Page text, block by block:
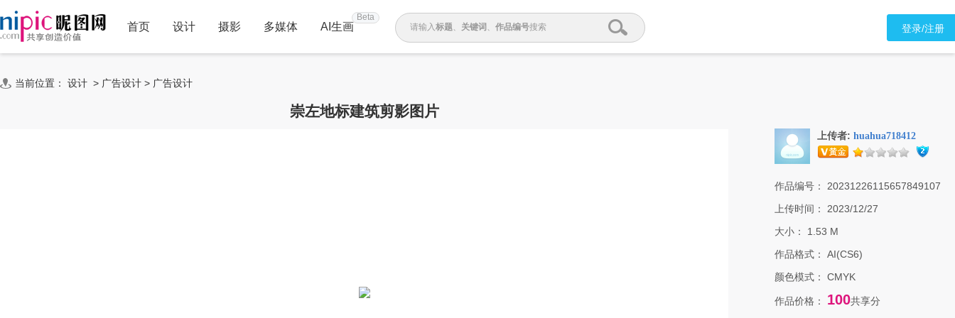
首页 设计 摄影 多媒体 AI生画
Beta
请输入标题、 关键词 、 作品编号搜索 登录/注册
当前位置： 设计 > 广告设计 > 广告设计
崇左地标建筑剪影图片
上传者: huahua718412
作品编号：
20231226115657849107
上传时间：
2023/12/27
大小：
1.53 M
作品格式：
AI(CS6)
颜色模式：
CMYK
作品价格： 100共享分